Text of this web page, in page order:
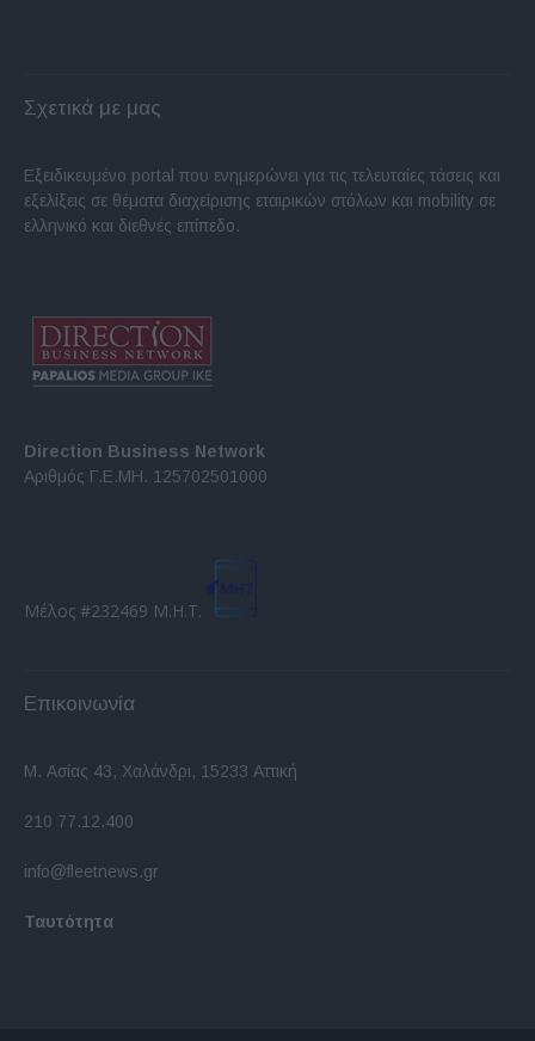
Σχετικά με μας
Εξειδικευμένο portal που ενημερώνει για τις τελευταίες τάσεις και
εξελίξεις σε θέματα διαχείρισης εταιρικών στόλων και mobility σε
ελληνικό και διεθνές επίπεδο.
Direction Business Network
Αριθμός Γ.Ε.ΜΗ. 125702501000
Μέλος #232469 Μ.Η.Τ.
Επικοινωνία
Μ. Ασίας 43, Χαλάνδρι, 15233 Αττική
210 77.12.400
info@fleetnews.gr
Ταυτότητα